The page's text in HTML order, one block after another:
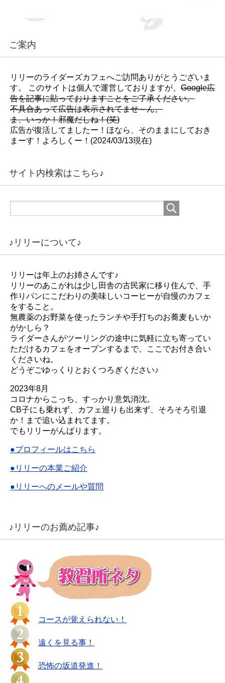
ご案内
リリーのライダーズカフェへご訪問ありがとうございま
す。 このサイトは個人で運営しておりますが、 Google広
告を記事に貼っておりますことをご了承ください。
不具合あって広告は表示されてませ～ん。
ま、いっか！邪魔だしね！(笑)
広告が復活してましたー！ほなら、そのままにしておき
まーす！よろしくー！(2024/03/13現在)
サイト内検索はこちら♪
♪リリーについて♪
リリーは年上のお姉さんです♪
リリーのあこがれは少し田舎の古民家に移り住んで、手
作りパンにこだわりの美味しいコーヒーが自慢のカフェ
をすること。
無農薬のお野菜を使ったランチや手打ちのお蕎麦もいか
がかしら？
ライダーさんがツーリングの途中に気軽に立ち寄ってい
ただけるカフェをオープンするまで、ここでお付き合い
くださいね。
どうぞごゆっくりとおくつろぎください♪
2023年8月
コロナからこっち、すっかり意気消沈。
CB子にも乗れず、カフェ巡りも出来ず、そろそろ引退
か！まで追い込まれてます。
でもリリーがんばります。
●プロフィールはこちら
●リリーの本業ご紹介
●リリーへのメールや質問
♪リリーのお薦め記事♪
コースが覚えられない！
遠くを見る事！
恐怖の坂道発進！